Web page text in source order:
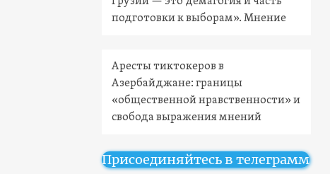
подготовки к выборам». Мнение
Аресты тиктокеров в
Азербайджане: границы
«общественной нравственности» и
свобода выражения мнений
Присоединяйтесь в телеграмм